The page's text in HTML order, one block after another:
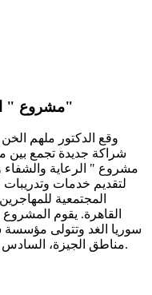
مشروع " الرعاية والشفاء والتثقيف الصحي"
وقع الدكتور ملهم
شراكة جديدة تجمع بين
مشروع " الرعاية
لتقديم خدمات
المجتمعية
القاهرة. يقوم
سوريا الغد وتتولى مؤسسة
مناطق الجيزة، السادس من أكتوبر، العبور، والعاشر من رمضان.